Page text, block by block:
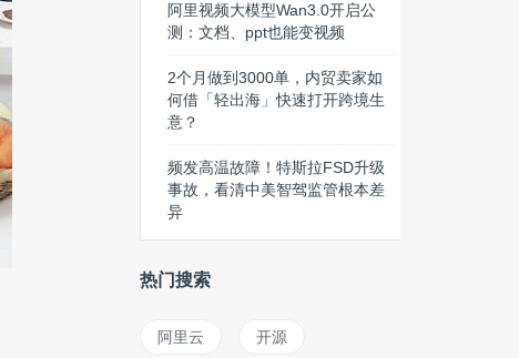
阿里视频大模型Wan3.0开启公
测：文档、ppt也能变视频
2个月做到3000单，内贸卖家如
何借「轻出海」快速打开跨境生
意？
频发高温故障！特斯拉FSD升级
事故，看清中美智驾监管根本差
异
热门搜索
阿里云 开源